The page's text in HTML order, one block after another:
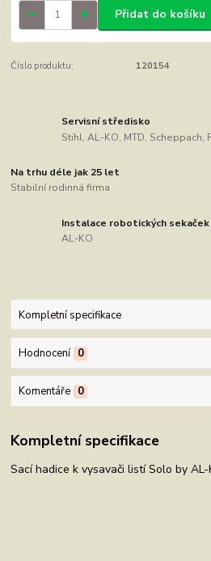
Přidat do košíku
Číslo produktu: 120154
Servisní středisko
Stihl, AL-KO, MTD,
Na trhu déle jak 25 let
Stabilní rodinná firma
Instalace robotických sekaček
AL-KO
Kompletní specifikace
Hodnocení 0
Komentáře 0
Kompletní specifikace
Sací hadice k vysavači listí Solo by AL-